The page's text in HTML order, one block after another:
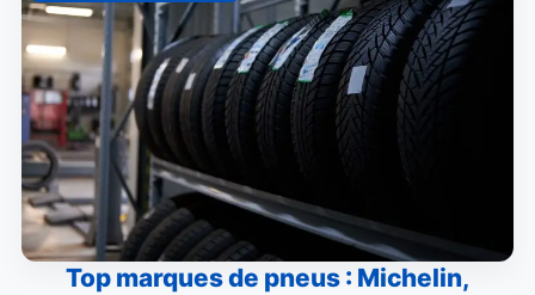
Top marques de pneus : Michelin,